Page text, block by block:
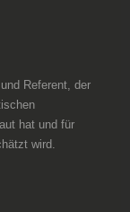
Referent, der
hat und für
wird.